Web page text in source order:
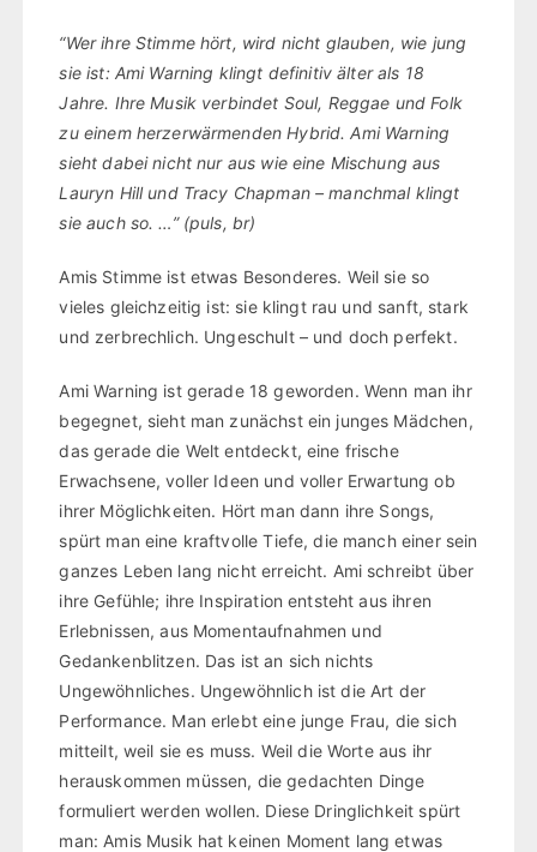
“Wer ihre Stimme hört, wird nicht glauben, wie jung
sie ist: Ami Warning klingt definitiv älter als 18
Jahre. Ihre Musik verbindet Soul, Reggae und Folk
zu einem herzerwärmenden Hybrid. Ami Warning
sieht dabei nicht nur aus wie eine Mischung aus
Lauryn Hill und Tracy Chapman – manchmal klingt
sie auch so. …” (puls, br)
Amis Stimme ist etwas Besonderes. Weil sie so
vieles gleichzeitig ist: sie klingt rau und sanft, stark
und zerbrechlich. Ungeschult – und doch perfekt.
Ami Warning ist gerade 18 geworden. Wenn man ihr
begegnet, sieht man zunächst ein junges Mädchen,
das gerade die Welt entdeckt, eine frische
Erwachsene, voller Ideen und voller Erwartung ob
ihrer Möglichkeiten. Hört man dann ihre Songs,
spürt man eine kraftvolle Tiefe, die manch einer sein
ganzes Leben lang nicht erreicht. Ami schreibt über
ihre Gefühle; ihre Inspiration entsteht aus ihren
Erlebnissen, aus Momentaufnahmen und
Gedankenblitzen. Das ist an sich nichts
Ungewöhnliches. Ungewöhnlich ist die Art der
Performance. Man erlebt eine junge Frau, die sich
mitteilt, weil sie es muss. Weil die Worte aus ihr
herauskommen müssen, die gedachten Dinge
formuliert werden wollen. Diese Dringlichkeit spürt
man: Amis Musik hat keinen Moment lang etwas